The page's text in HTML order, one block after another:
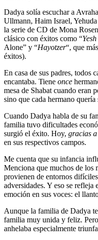
Dadya solía escuchar a
Ullmann, Haim Israel,
la serie de CD de Mona
clásico con éxitos como “
Alone” y “Hayotzer“, que
éxitos).
En casa de sus padres, todos
encantaba. Tiene once
mesa de Shabat cuando eran
sino que cada hermano
Cuando Dadya habla de su
familia tuvo dificultades
surgió el éxito. Hoy, gracias a
en sus respectivos campos.
Me cuenta que su infancia
Menciona que muchos de los
provienen de entornos
adversidades. Y eso se refleja
emoción en sus voces: el
Aunque la familia de Dadya
familia muy unida y feliz.
anhelaba especialmente